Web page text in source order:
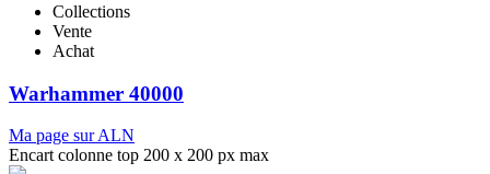
Collections
Vente
Achat
Warhammer 40000
Ma page sur ALN
Encart colonne top 200 x 200 px max